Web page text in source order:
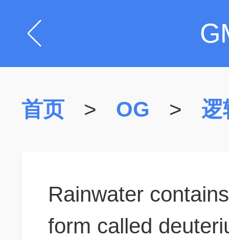
首页 > OG > 逻
Rainwater
form called